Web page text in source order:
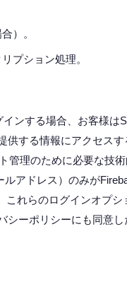
）。
プション処理。
ンする場合、お客様は
供する情報にアクセス
管理のために必要な技
アドレス）のみが
れらのログインオプシ
シーポリシーにも同意し